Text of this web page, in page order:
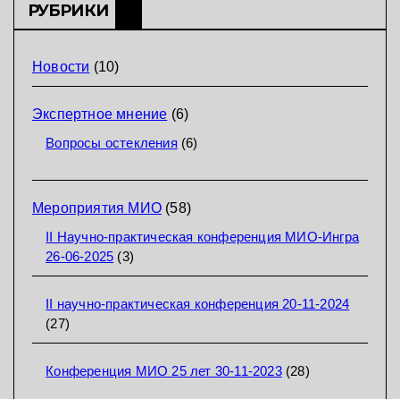
РУБРИКИ
Новости (10)
Экспертное мнение (6)
Вопросы остекления (6)
Мероприятия МИО (58)
II Научно-практическая конференция МИО-Ингра
26-06-2025 (3)
II научно-практическая конференция 20-11-2024
(27)
Конференция МИО 25 лет 30-11-2023(28)